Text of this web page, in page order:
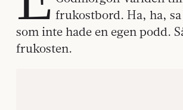
frukostbord. Ha, ha,
som inte hade en egen podd.
frukosten.